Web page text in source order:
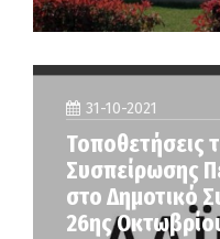
31-10-2021
Τοποθετήσεις
Συσπείρωσης
στο Δημοτικό
26ης